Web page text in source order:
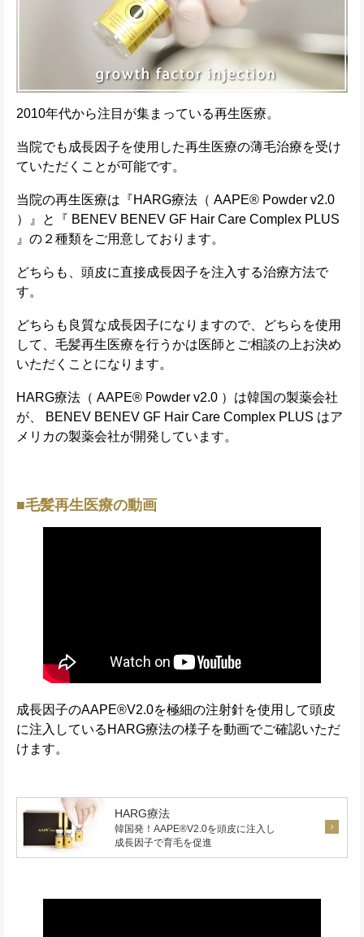
2010年代から注目が集まっている再生医療。
当院でも成長因子を使用した再生医療の薄毛治療を受け
ていただくことが可能です。
当院の再生医療は『HARG療法（ AAPE® Powder v2.0
）』と『 BENEV BENEV GF Hair Care Complex PLUS
』の２種類をご用意しております。
どちらも、頭皮に直接成長因子を注入する治療方法で
す。
どちらも良質な成長因子になりますので、どちらを使用
して、毛髪再生医療を行うかは医師とご相談の上お決め
いただくことになります。
HARG療法（ AAPE® Powder v2.0 ）は韓国の製薬会社
が、 BENEV BENEV GF Hair Care Complex PLUS はア
メリカの製薬会社が開発しています。
■毛髪再生医療の動画
成長因子のAAPE®V2.0を極細の注射針を使用して頭皮
に注入しているHARG療法の様子を動画でご確認いただ
けます。
HARG療法
韓国発！AAPE®V2.0を頭皮に注入し
成長因子で育毛を促進